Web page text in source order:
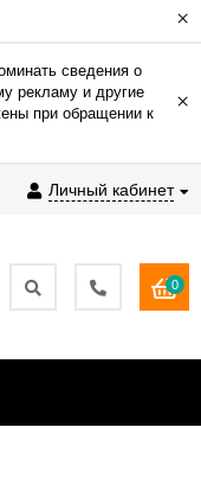
×
сведения о
рекламу и другие
при обращении к
×
Личный кабинет
0